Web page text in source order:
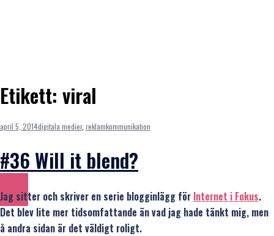
Etikett: viral
april 5, 2014digitala medier, reklamkommunikation
#36 Will it blend?
Jag sitter och skriver en serie blogginlägg för Internet i Fokus.
Det blev lite mer tidsomfattande än vad jag hade tänkt mig, men
å andra sidan är det väldigt roligt.